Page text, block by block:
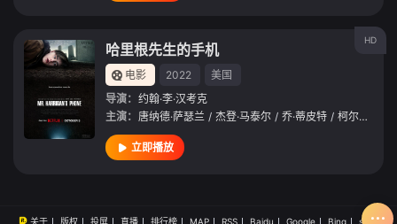
HD
哈里根先生的手机
电影 2022
美国
导演： 约翰·李·汉考克
主演： 唐纳德·萨瑟兰 / 杰登·马泰尔 / 乔·蒂皮特 / 柯尔比·豪威尔-巴普蒂斯特
立即播放
关于 版权 投屏 直播 排行榜 MAP RSS Baidu Google Bing so